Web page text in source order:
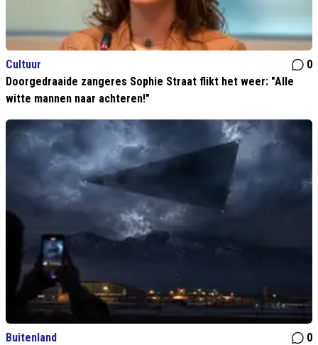
Cultuur
0
Doorgedraaide zangeres Sophie Straat flikt het weer: "Alle
witte mannen naar achteren!"
Buitenland
0